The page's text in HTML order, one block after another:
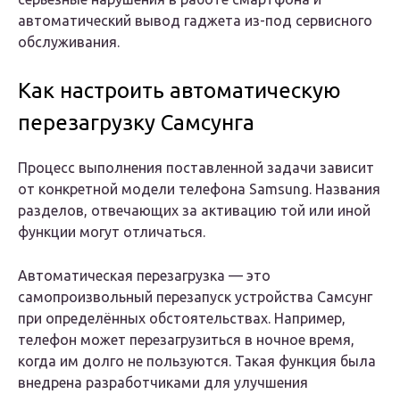
автоматический вывод гаджета из-под сервисного
обслуживания.
Как настроить автоматическую
перезагрузку Самсунга
Процесс выполнения поставленной задачи зависит
от конкретной модели телефона Samsung. Названия
разделов, отвечающих за активацию той или иной
функции могут отличаться.
Автоматическая перезагрузка — это
самопроизвольный перезапуск устройства Самсунг
при определённых обстоятельствах. Например,
телефон может перезагрузиться в ночное время,
когда им долго не пользуются. Такая функция была
внедрена разработчиками для улучшения